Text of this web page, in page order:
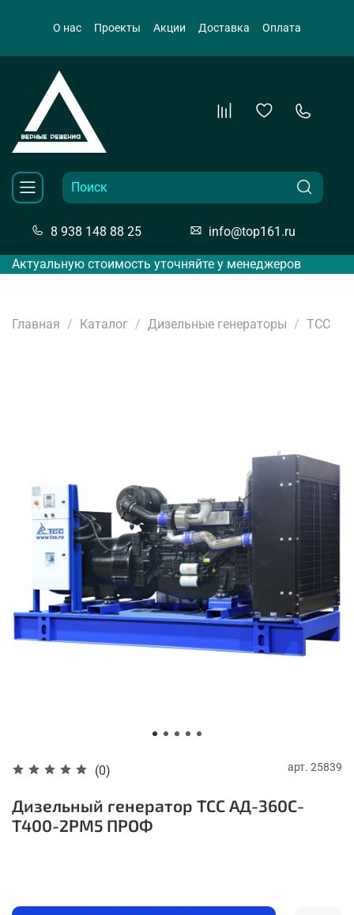
О нас Проекты Акции Доставка Оплата
8 938 148 88 25 info@top161.ru
Актуальную стоимость уточняйте у менеджеров
Главная Каталог Дизельные генераторы ТСС
(0) арт. 25839
Дизельный генератор ТСС АД-360С-
Т400-2РМ5 ПРОФ